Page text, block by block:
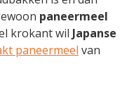
paneermeel
krokant wil Japanse
paneermeel van